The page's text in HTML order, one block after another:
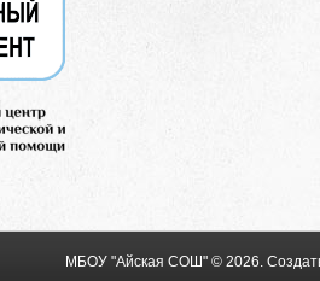
МБОУ "Айская СОШ" © 2026.